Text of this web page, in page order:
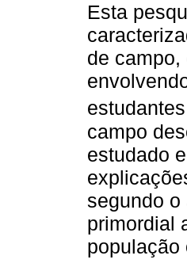
Esta
de
campo
estudado
segundo o
primordial
população